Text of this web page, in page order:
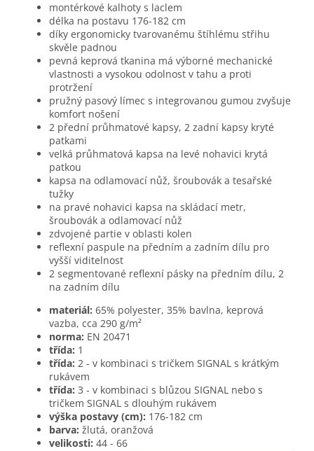
montérkové kalhoty s laclem
délka na postavu 176-182 cm
díky ergonomicky tvarovanému štíhlému střihu
skvěle padnou
pevná keprová tkanina má výborné mechanické
vlastnosti a vysokou odolnost v tahu a proti
protržení
pružný pasový límec s integrovanou gumou zvyšuje
komfort nošení
2 přední průhmatové kapsy, 2 zadní kapsy kryté
patkami
velká průhmatová kapsa na levé nohavici krytá
patkou
kapsa na odlamovací nůž, šroubovák a tesařské
tužky
na pravé nohavici kapsa na skládací metr,
šroubovák a odlamovací nůž
zdvojené partie v oblasti kolen
reflexní paspule na předním a zadním dílu pro
vyšší viditelnost
2 segmentované reflexní pásky na předním dílu, 2
na zadním dílu
materiál: 65% polyester, 35% bavlna, keprová
vazba, cca 290 g/m²
norma: EN 20471
třída: 1
třída: 2 - v kombinaci s tričkem SIGNAL s krátkým
rukávem
třída: 3 - v kombinaci s blůzou SIGNAL nebo s
tričkem SIGNAL s dlouhým rukávem
výška postavy (cm): 176-182 cm
barva: žlutá, oranžová
velikosti: 44 - 66